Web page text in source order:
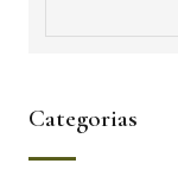
Categorias